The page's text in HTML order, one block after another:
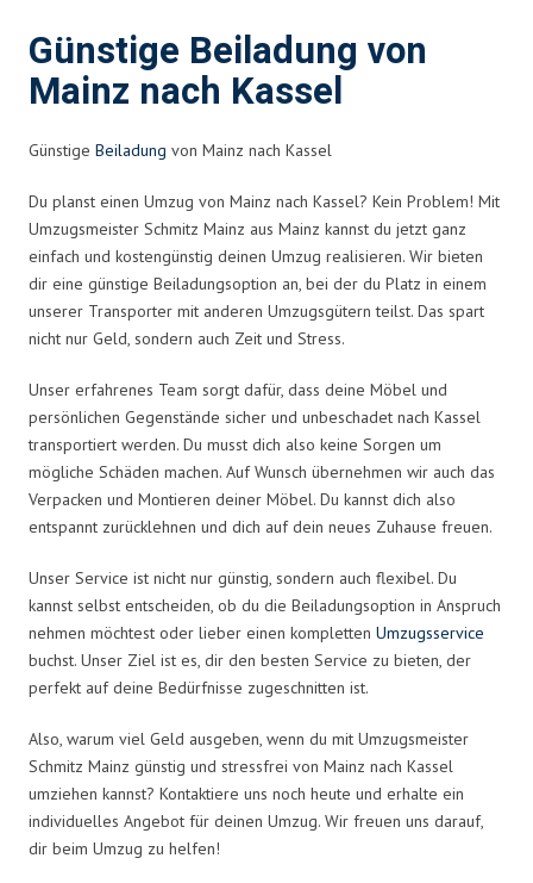
Günstige Beiladung von
Mainz nach Kassel
Günstige Beiladung von Mainz nach Kassel
Du planst einen Umzug von Mainz nach Kassel? Kein Problem! Mit
Umzugsmeister Schmitz Mainz aus Mainz kannst du jetzt ganz
einfach und kostengünstig deinen Umzug realisieren. Wir bieten
dir eine günstige Beiladungsoption an, bei der du Platz in einem
unserer Transporter mit anderen Umzugsgütern teilst. Das spart
nicht nur Geld, sondern auch Zeit und Stress.
Unser erfahrenes Team sorgt dafür, dass deine Möbel und
persönlichen Gegenstände sicher und unbeschadet nach Kassel
transportiert werden. Du musst dich also keine Sorgen um
mögliche Schäden machen. Auf Wunsch übernehmen wir auch das
Verpacken und Montieren deiner Möbel. Du kannst dich also
entspannt zurücklehnen und dich auf dein neues Zuhause freuen.
Unser Service ist nicht nur günstig, sondern auch flexibel. Du
kannst selbst entscheiden, ob du die Beiladungsoption in Anspruch
nehmen möchtest oder lieber einen kompletten Umzugsservice
buchst. Unser Ziel ist es, dir den besten Service zu bieten, der
perfekt auf deine Bedürfnisse zugeschnitten ist.
Also, warum viel Geld ausgeben, wenn du mit Umzugsmeister
Schmitz Mainz günstig und stressfrei von Mainz nach Kassel
umziehen kannst? Kontaktiere uns noch heute und erhalte ein
individuelles Angebot für deinen Umzug. Wir freuen uns darauf,
dir beim Umzug zu helfen!